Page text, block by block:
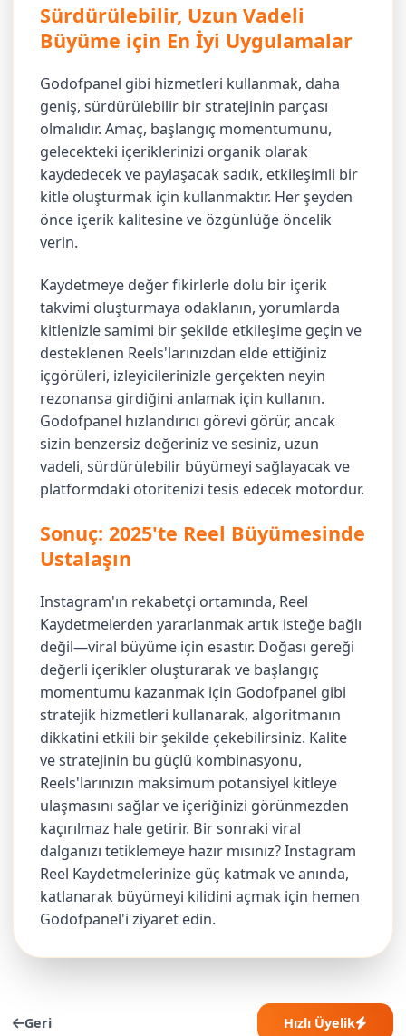
Sürdürülebilir, Uzun Vadeli
Büyüme için En İyi Uygulamalar
Godofpanel gibi hizmetleri kullanmak, daha
geniş, sürdürülebilir bir stratejinin parçası
olmalıdır. Amaç, başlangıç momentumunu,
gelecekteki içeriklerinizi organik olarak
kaydedecek ve paylaşacak sadık, etkileşimli bir
kitle oluşturmak için kullanmaktır. Her şeyden
önce içerik kalitesine ve özgünlüğe öncelik
verin.
Kaydetmeye değer fikirlerle dolu bir içerik
takvimi oluşturmaya odaklanın, yorumlarda
kitlenizle samimi bir şekilde etkileşime geçin ve
desteklenen Reels'larınızdan elde ettiğiniz
içgörüleri, izleyicilerinizle gerçekten neyin
rezonansa girdiğini anlamak için kullanın.
Godofpanel hızlandırıcı görevi görür, ancak
sizin benzersiz değeriniz ve sesiniz, uzun
vadeli, sürdürülebilir büyümeyi sağlayacak ve
platformdaki otoritenizi tesis edecek motordur.
Sonuç: 2025'te Reel Büyümesinde
Ustalaşın
Instagram'ın rekabetçi ortamında, Reel
Kaydetmelerden yararlanmak artık isteğe bağlı
değil—viral büyüme için esastır. Doğası gereği
değerli içerikler oluşturarak ve başlangıç
momentumu kazanmak için Godofpanel gibi
stratejik hizmetleri kullanarak, algoritmanın
dikkatini etkili bir şekilde çekebilirsiniz. Kalite
ve stratejinin bu güçlü kombinasyonu,
Reels'larınızın maksimum potansiyel kitleye
ulaşmasını sağlar ve içeriğinizi görünmezden
kaçırılmaz hale getirir. Bir sonraki viral
dalganızı tetiklemeye hazır mısınız? Instagram
Reel Kaydetmelerinize güç katmak ve anında,
katlanarak büyümeyi kilidini açmak için hemen
Godofpanel'i ziyaret edin.
Geri Hızlı Üyelik